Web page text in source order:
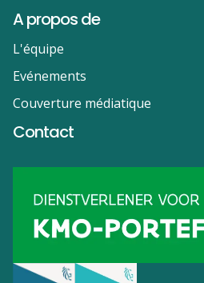
A propos de
L'équipe
Evénements
Couverture médiatique
Contact